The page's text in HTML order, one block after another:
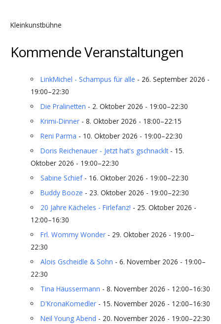
Kleinkunstbühne
Kommende Veranstaltungen
LinkMichel - Schampus für alle - 26. September 2026 -
19:00–22:30
Die Pralinetten - 2. Oktober 2026 - 19:00–22:30
Krimi-Dinner- 8. Oktober 2026 - 18:00–22:15
Reni Parma - 10. Oktober 2026 - 19:00–22:30
Doris Reichenauer - Jetzt hat's gschnacklt- 15.
Oktober 2026 - 19:00–22:30
Sabine Schief- 16. Oktober 2026 - 19:00–22:30
Buddy Booze - 23. Oktober 2026 - 19:00–22:30
20 Jahre Kächeles - Firlefanz! - 25. Oktober 2026 -
12:00–16:30
Frl. Wommy Wonder- 29. Oktober 2026 - 19:00–
22:30
Alois Gscheidle & Sohn - 6. November 2026 - 19:00–
22:30
Tina Häussermann - 8. November 2026 - 12:00–16:30
D'KronaKomedler- 15. November 2026 - 12:00–16:30
Neil Young Abend - 20. November 2026 - 19:00–22:30